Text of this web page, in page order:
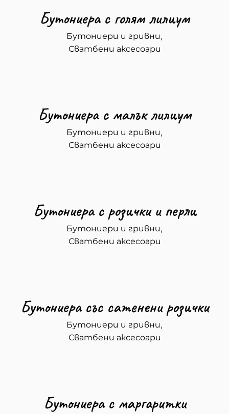
Бутониера с голям лилиум
Бутониери и гривни,
Сватбени аксесоари
Бутониера с малък лилиум
Бутониери и гривни,
Сватбени аксесоари
Бутониера с розички и перли
Бутониери и гривни,
Сватбени аксесоари
Бутониера със сатенени розички
Бутониери и гривни,
Сватбени аксесоари
Бутониера с маргаритки